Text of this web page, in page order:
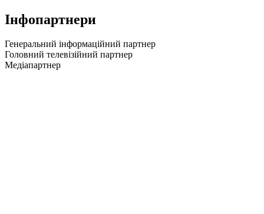
Інфопартнери
Генеральний інформаційний партнер
Головний телевізійний партнер
Медіапартнер